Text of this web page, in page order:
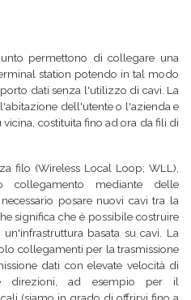
permettono di collegare una
station potendo in tal modo
dati senza l'utilizzo di cavi. La
dell'utente o l'azienda e
costituita fino ad ora da fili di
filo (Wireless Local Loop; WLL),
collegamento mediante delle
posare nuovi cavi tra la
significa che è possibile costruire
basata su cavi. La
collegamenti per la trasmissione
dati con elevate velocità di
direzioni, ad esempio per il